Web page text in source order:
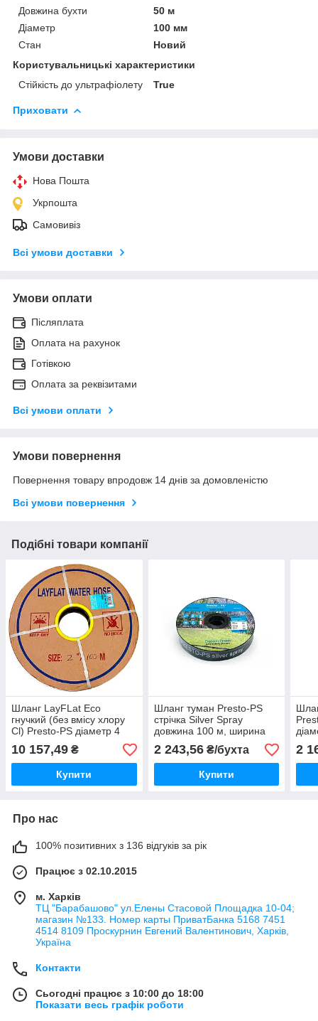
Довжина бухти
50 м
Діаметр
100 мм
Стан
Новий
Користувальницькі характеристики
Стійкість до ультрафіолету
True
Приховати
Умови доставки
Нова Пошта
Укрпошта
Самовивіз
Всі умови доставки
Умови оплати
Післяплата
Оплата на рахунок
Готівкою
Оплата за реквізитами
Всі умови оплати
Умови повернення
Повернення товару впродовж 14 днів за домовленістю
Всі умови повернення
Подібні товари компанії
Шланг LayFLat Eco
гнучкий (без вмісу хлору
Cl) Presto-PS діаметр 4
дюйми, довжина 100 м
(LFT-4-100-40)
10 157,49 ₴
Купити
Шланг туман Presto-PS
стрічка Silver Spray
довжина 100 м, ширина
поливу 11 м, діаметр 50
мм (803508-9)
2 243,56₴/бухта
Купити
2
Про нас
100% позитивних з 136 відгуків за рік
Працює з 02.10.2015
м. Харків
ТЦ "Барабашово" ул.Елены Стасовой Площадка 10-04;
магазин №133. Номер карты ПриватБанка 5168 7451
4514 8109 Проскурнин Евгений Валентинович, Харків,
Україна
Контакти
Сьогодні працює з 10:00 до 18:00
Показати весь графік роботи